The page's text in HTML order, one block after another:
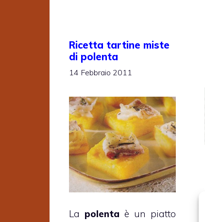
Ricetta tartine miste
di polenta
14 Febbraio 2011
La polenta è un piatto